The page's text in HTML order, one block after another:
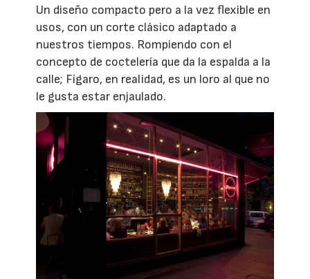
Un diseño compacto pero a la vez flexible en
usos, con un corte clásico adaptado a
nuestros tiempos. Rompiendo con el
concepto de coctelería que da la espalda a la
calle; Fígaro, en realidad, es un loro al que no
le gusta estar enjaulado.